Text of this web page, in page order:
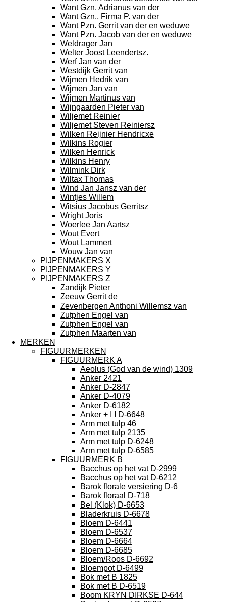
Want Gzn. Adrianus van der
Want Gzn., Firma P. van der
Want Pzn. Gerrit van der en weduwe
Want Pzn. Jacob van der en weduwe
Weldrager Jan
Welter Joost Leendertsz.
Werf Jan van der
Westdijk Gerrit van
Wijmen Hedrik van
Wijmen Jan van
Wijmen Martinus van
Wijngaarden Pieter van
Wiljemet Reinier
Wiljemet Steven Reiniersz
Wilken Reijnier Hendricxe
Wilkins Rogier
Wilken Henrick
Wilkins Henry
Wilmink Dirk
Wiltax Thomas
Wind Jan Jansz van der
Wintjes Willem
Witsius Jacobus Gerritsz
Wright Joris
Woerlee Jan Aartsz
Wout Evert
Wout Lammert
Wouw Jan van
PIJPENMAKERS X
PIJPENMAKERS Y
PIJPENMAKERS Z
Zandijk Pieter
Zeeuw Gerrit de
Zevenbergen Anthoni Willemsz van
Zutphen Engel van
Zutphen Engel van
Zutphen Maarten van
MERKEN
FIGUURMERKEN
FIGUURMERK A
Aeolus (God van de wind) 1309
Anker 2421
Anker D-2847
Anker D-4079
Anker D-6182
Anker + I I D-6648
Arm met tulp 46
Arm met tulp 2135
Arm met tulp D-6248
Arm met tulp D-6585
FIGUURMERK B
Bacchus op het vat D-2999
Bacchus op het vat D-6212
Barok florale versiering D-6
Barok floraal D-718
Bel (Klok) D-6653
Bladerkruis D-6678
Bloem D-6441
Bloem D-6537
Bloem D-6664
Bloem D-6685
Bloem/Roos D-6692
Bloempot D-6499
Bok met B 1825
Bok met B D-6519
Boom KRYN DIRKSE D-644